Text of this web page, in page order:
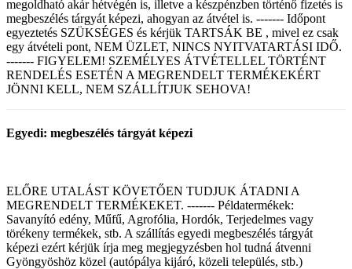
megoldható akár hétvégén is, illetve a készpénzben történő fizetés is
megbeszélés tárgyát képezi, ahogyan az átvétel is. ------- Időpont
egyeztetés SZÜKSÉGES és kérjük TARTSÁK BE , mivel ez csak
egy átvételi pont, NEM ÜZLET, NINCS NYITVATARTÁSI IDŐ.
------- FIGYELEM! SZEMÉLYES ÁTVÉTELLEL TÖRTÉNT
RENDELÉS ESETÉN A MEGRENDELT TERMÉKEKÉRT
JÖNNI KELL, NEM SZÁLLÍTJUK SEHOVA!
Egyedi: megbeszélés tárgyát képezi
ELŐRE UTALÁST KÖVETŐEN TUDJUK ÁTADNI A
MEGRENDELT TERMÉKEKET. ------- Példatermékek:
Savanyító edény, Műfű, Agrofólia, Hordók, Terjedelmes vagy
törékeny termékek, stb. A szállítás egyedi megbeszélés tárgyát
képezi ezért kérjük írja meg megjegyzésben hol tudná átvenni
Gyöngyöshöz közel (autópálya kijáró, közeli település, stb.)